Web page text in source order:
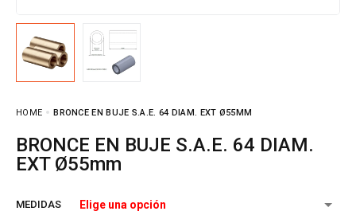
HOME BRONCE EN BUJE S.A.E. 64 DIAM. EXT Ø55MM
BRONCE EN BUJE S.A.E. 64 DIAM.
EXT Ø55mm
MEDIDAS